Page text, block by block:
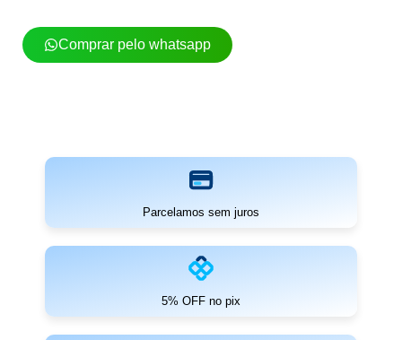
Comprar pelo whatsapp
Parcelamos sem juros
5% OFF no pix